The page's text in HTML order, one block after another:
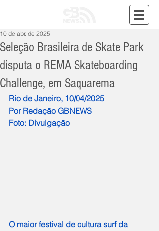
Seleção Brasileira de Skate Park
disputa o REMA Skateboarding
Challenge, em Saquarema
10 de abr. de 2025
Rio de Janeiro, 10/04/2025
Por Redação GBNEWS
Foto: Divulgação
O maior festival de cultura surf da